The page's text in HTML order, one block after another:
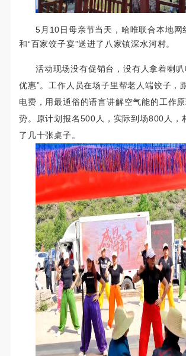
5月10日母亲节当天，哈唯联合本地网
和“百家饺子宴”送进了八家镇深水河村。
活动现场没有促销台，没有人拿着喇叭
优惠”。工作人员在场子里帮老人端饺子，
电费，用最通俗的语言讲解空气能的工作
势。原计划报名500人，实际到场800人，
了几十张桌子。